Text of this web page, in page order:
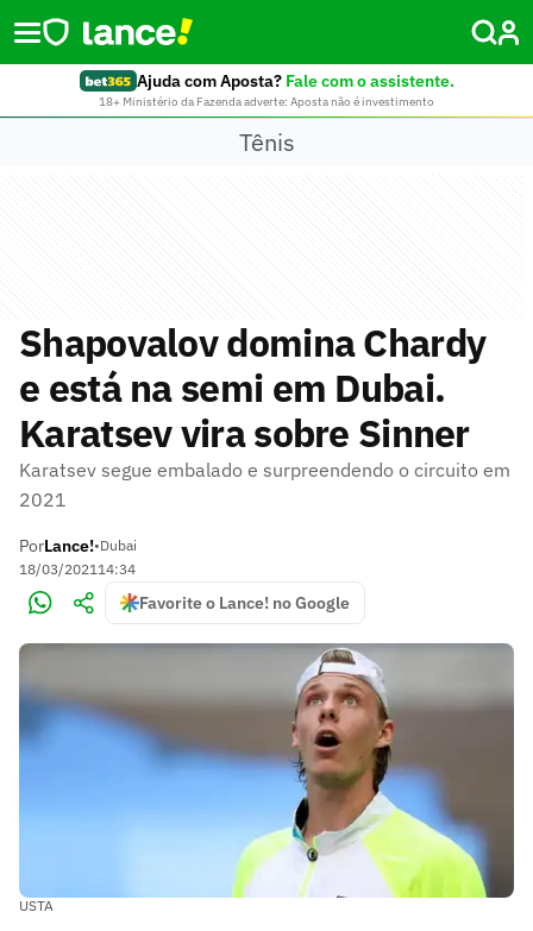
Ajuda com Aposta? Fale com o assistente.
18+ Ministério da Fazenda adverte: Aposta não é investimento
Tênis
Shapovalov domina Chardy
e está na semi em Dubai.
Karatsev vira sobre Sinner
Karatsev segue embalado e surpreendendo o circuito em
2021
PorLance!•Dubai
18/03/202114:34
Favorite o Lance! no Google
USTA